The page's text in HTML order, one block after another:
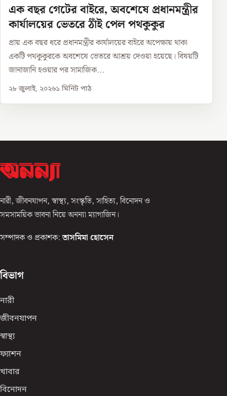
এক বছর গেটের বাইরে, অবশেষে প্রধানমন্ত্রীর
কার্যালয়ের ভেতরে ঠাঁই পেল পথকুকুর
প্রায় এক বছর ধরে প্রধানমন্ত্রীর কার্যালয়ের বাইরে অপেক্ষায় থাকা
একটি পথকুকুরকে অবশেষে ভেতরে আশ্রয় দেওয়া হয়েছে। বিষয়টি
জানাজানি হওয়ার পর সামাজিক...
২৮ জুলাই, ২০২৬১ মিনিট পাঠ
নারী, জীবনযাপন, স্বাস্থ্য, সংস্কৃতি, সাহিত্য, বিনোদন ও
সমসাময়িক ভাবনা নিয়ে অনন্যা ম্যাগাজিন।
সম্পাদক ও প্রকাশক: তাসমিমা হোসেন
বিভাগ
নারী
জীবনযাপন
স্বাস্থ্য
ফ্যাশন
খাবার
বিনোদন